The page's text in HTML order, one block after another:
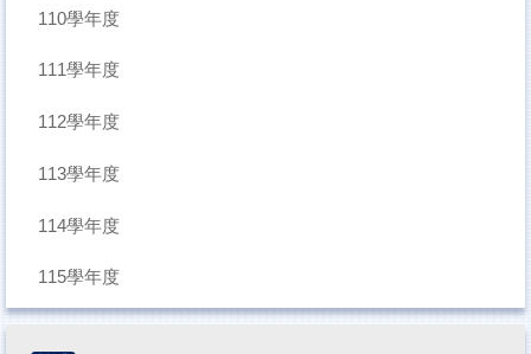
110學年度
111學年度
112學年度
113學年度
114學年度
115學年度